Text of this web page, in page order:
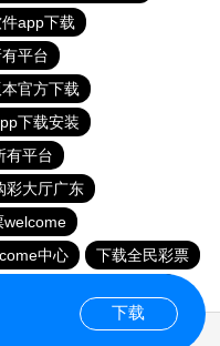
app下载
平台
官方下载
下载安装
有平台
彩大厅广东
welcome
中心
下载全民彩票
下载